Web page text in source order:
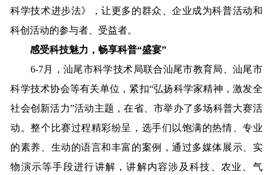
科学技术进步法》，让更多的群众、企业成为科普活动和
科创活动的参与者、受益者。
感受科技魅力，畅享科普“盛宴”
6-7月，汕尾市科学技术局联合汕尾市教育局、汕尾市
科学技术协会等有关单位，紧扣“弘扬科学家精神，激发全
社会创新活力”活动主题，在省、市举办了多场科普大赛活
动。整个比赛过程精彩纷呈，选手们以饱满的热情、专业
的素养、生动的语言和丰富的案例，通过多媒体展示、实
物演示等手段进行讲解，讲解内容涉及科技、农业、气